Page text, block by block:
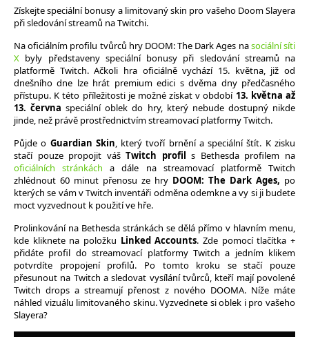
Získejte speciální bonusy a limitovaný skin pro vašeho Doom Slayera
při sledování streamů na Twitchi.
Na oficiálním profilu tvůrců hry DOOM: The Dark Ages nasociální síti
X byly představeny speciální bonusy při sledování streamů na
platformě Twitch. Ačkoli hra oficiálně vychází 15. května, již od
dnešního dne lze hrát premium edici s dvěma dny předčasného
přístupu. K této příležitosti je možné získat v období 13. května až
13. června speciální oblek do hry, který nebude dostupný nikde
jinde, než právě prostřednictvím streamovací platformy Twitch.
Půjde o Guardian Skin, který tvoří brnění a speciální štít. K zisku
stačí pouze propojit vášTwitch profil s Bethesda profilem na
oficiálních stránkách a dále na streamovací platformě Twitch
zhlédnout 60 minut přenosu ze hry DOOM: The Dark Ages, po
kterých se vám v Twitch inventáři odměna odemkne a vy si ji budete
moct vyzvednout k použití ve hře.
Prolinkování na Bethesda stránkách se dělá přímo v hlavním menu,
kde kliknete na položku Linked Accounts. Zde pomocí tlačítka +
přidáte profil do streamovací platformy Twitch a jedním klikem
potvrdíte propojení profilů. Po tomto kroku se stačí pouze
přesunout na Twitch a sledovat vysílání tvůrců, kteří mají povolené
Twitch drops a streamují přenost z nového DOOMA. Níže máte
náhled vizuálu limitovaného skinu. Vyzvednete si oblek i pro vašeho
Slayera?